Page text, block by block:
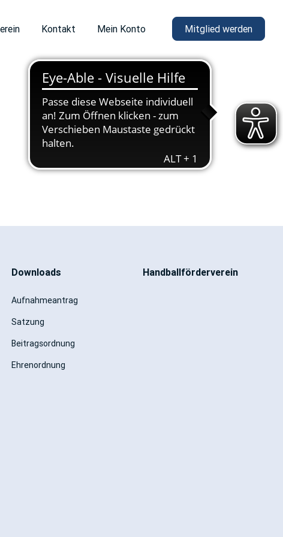
Kontakt Mein Konto Mitglied werden
Downloads
Aufnahmeantrag
Satzung
Beitragsordnung
Ehrenordnung
Handballförderverein